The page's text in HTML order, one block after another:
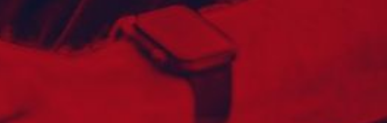
BELGIA
BELIZE
BERMUDA
BHUTAN